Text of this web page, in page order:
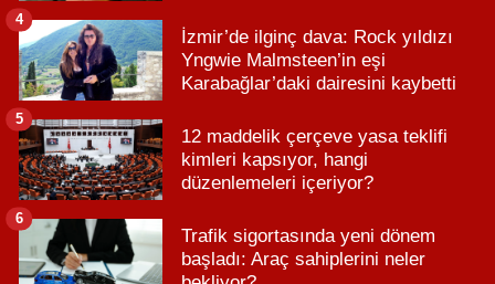
İzmir’de ilginç dava: Rock yıldızı
Yngwie Malmsteen’in eşi
Karabağlar’daki dairesini kaybetti
4
12 maddelik çerçeve yasa teklifi
kimleri kapsıyor, hangi
düzenlemeleri içeriyor?
5
Trafik sigortasında yeni dönem
başladı: Araç sahiplerini neler
6